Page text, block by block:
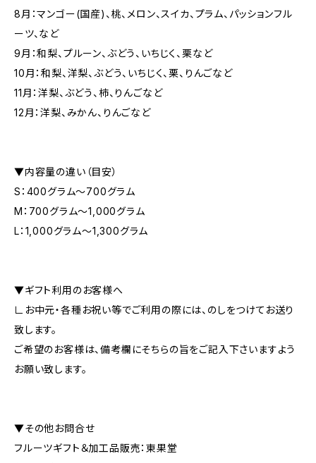
8月：マンゴー(国産)、桃、メロン、スイカ、プラム、パッションフル
ーツ、など
9月：和梨、プルーン、ぶどう、いちじく、栗など
10月：和梨、洋梨、ぶどう、いちじく、栗、りんごなど
11月：洋梨、ぶどう、柿、りんごなど
12月：洋梨、みかん、りんごなど
▼内容量の違い（目安）
S：400グラム〜700グラム
M：700グラム〜1,000グラム
L：1,000グラム〜1,300グラム
▼ギフト利用のお客様へ
∟お中元・各種お祝い等でご利用の際には、のしをつけてお送り
致します。
ご希望のお客様は、備考欄にそちらの旨をご記入下さいますよう
お願い致します。
▼その他お問合せ
フルーツギフト＆加工品販売：東果堂